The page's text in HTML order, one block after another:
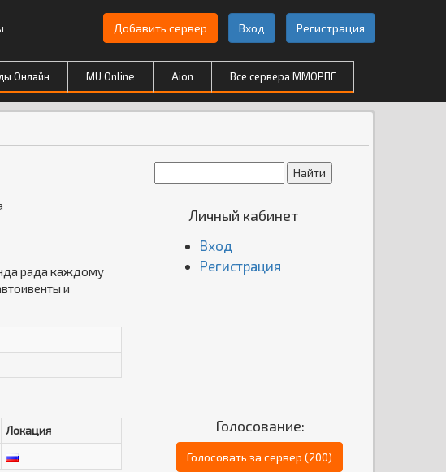
Добавить сервер Вход Регистрация
Онлайн MU Online Aion Все сервера ММОРПГ
рада каждому
и
Локация
Личный кабинет
Вход
Регистрация
Голосование:
Голосовать за сервер (200)